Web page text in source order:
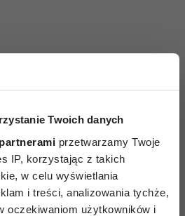
Twoich danych
przetwarzamy Twoje
IP, korzystając z takich
w celu wyświetlania
i treści, analizowania tychże,
oczekiwaniom użytkowników i